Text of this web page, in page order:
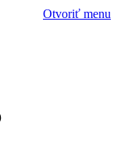
Otvoriť menu